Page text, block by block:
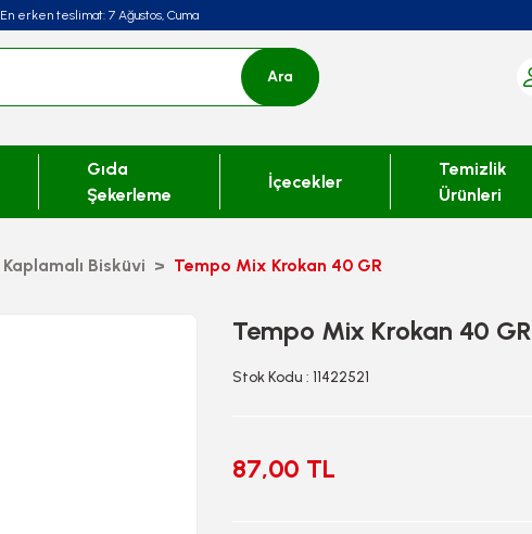
En erken teslimat: 7 Ağustos, Cuma
Ara
Gıda
Şekerleme
İçecekler
Temizlik
Ürünleri
Kaplamalı Bisküvi Tempo Mix Krokan 40 GR
Tempo Mix Krokan 40 GR
Stok Kodu : 11422521
87,00 TL